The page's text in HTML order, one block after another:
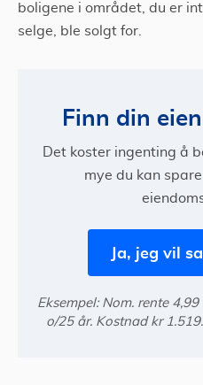
boligene i området, du er
selge, ble solgt for.
Finn din
Det koster ingenting å
mye du kan
Ja, jeg vil
Eksempel: Nom. rente
o/25 år. Kostnad kr